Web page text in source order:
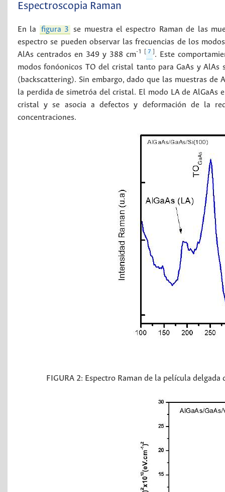
Espectroscopia Raman
En la figura 3 se muestra el espectro Raman de las
espectro se pueden observar las frecuencias de los
AlAs centrados en 349 y 388 cm-1 [ 7
. Este
modos fonóonicos TO del cristal tanto para GaAs y
(backscattering). Sin embargo, dado que las muestras de
la perdida de simetróa del cristal. El modo LA de AlGaAs
cristal y se asocia a defectos y deformación de la
concentraciones.
FIGURA 2: Espectro Raman de la película